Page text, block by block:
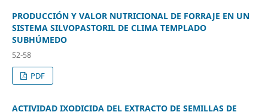
PRODUCCIÓN Y VALOR NUTRICIONAL DE FORRAJE EN UN
SISTEMA SILVOPASTORIL DE CLIMA TEMPLADO
SUBHÚMEDO
52-58
PDF
ACTIVIDAD IXODICIDA DEL EXTRACTO DE SEMILLAS DE